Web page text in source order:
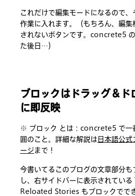
これだけで編集モードになるので
作業に入れます。（もちろん、編
されないボタンです。concrete5
た後日…）
ブロックはドラッグ＆ド
に即反映
※ ブロック とは：concrete5 で一
囲のこと。詳細な解説は 日本語公
ージ まで！
今書いてるこのブログの文章部分も
し、右サイドバーに表示されてい
Reloated Stories もブロックでで